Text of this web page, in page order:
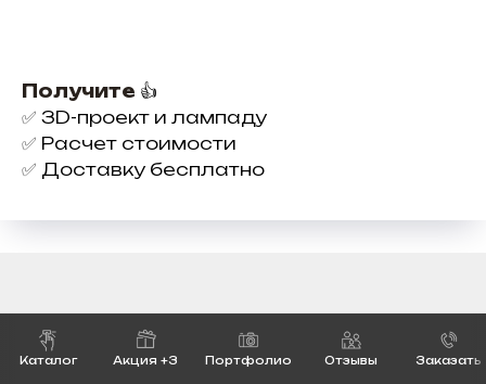
Каталог Акция +3 Портфолио Отзывы Заказать
Получите 👍
✅ 3D-проект и лампаду
✅ Расчет стоимости
✅ Доставку бесплатно
Как сделать заказ